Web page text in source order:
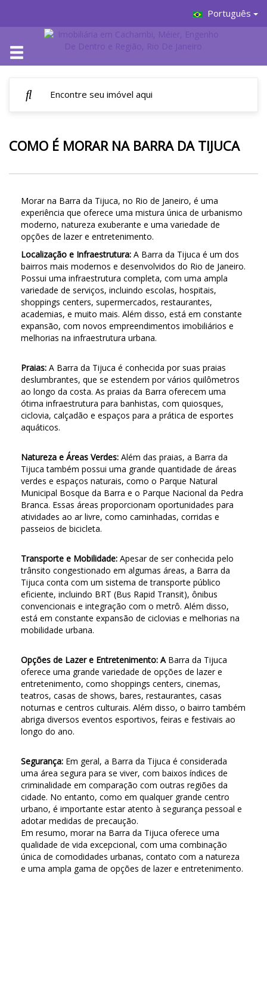
Português
COMO É MORAR NA BARRA DA TIJUCA
Morar na Barra da Tijuca, no Rio de Janeiro, é uma
experiência que oferece uma mistura única de urbanismo
moderno, natureza exuberante e uma variedade de
opções de lazer e entretenimento.
Localização e Infraestrutura: A Barra da Tijuca é um dos
bairros mais modernos e desenvolvidos do Rio de Janeiro.
Possui uma infraestrutura completa, com uma ampla
variedade de serviços, incluindo escolas, hospitais,
shoppings centers, supermercados, restaurantes,
academias, e muito mais. Além disso, está em constante
expansão, com novos empreendimentos imobiliários e
melhorias na infraestrutura urbana.
Praias: A Barra da Tijuca é conhecida por suas praias
deslumbrantes, que se estendem por vários quilômetros
ao longo da costa. As praias da Barra oferecem uma
ótima infraestrutura para banhistas, com quiosques,
ciclovia, calçadão e espaços para a prática de esportes
aquáticos.
Natureza e Áreas Verdes: Além das praias, a Barra da
Tijuca também possui uma grande quantidade de áreas
verdes e espaços naturais, como o Parque Natural
Municipal Bosque da Barra e o Parque Nacional da Pedra
Branca. Essas áreas proporcionam oportunidades para
atividades ao ar livre, como caminhadas, corridas e
passeios de bicicleta.
Transporte e Mobilidade: Apesar de ser conhecida pelo
trânsito congestionado em algumas áreas, a Barra da
Tijuca conta com um sistema de transporte público
eficiente, incluindo BRT (Bus Rapid Transit), ônibus
convencionais e integração com o metrô. Além disso,
está em constante expansão de ciclovias e melhorias na
mobilidade urbana.
Opções de Lazer e Entretenimento: A Barra da Tijuca
oferece uma grande variedade de opções de lazer e
entretenimento, como shoppings centers, cinemas,
teatros, casas de shows, bares, restaurantes, casas
noturnas e centros culturais. Além disso, o bairro também
abriga diversos eventos esportivos, feiras e festivais ao
longo do ano.
Segurança: Em geral, a Barra da Tijuca é considerada
uma área segura para se viver, com baixos índices de
criminalidade em comparação com outras regiões da
cidade. No entanto, como em qualquer grande centro
urbano, é importante estar atento à segurança pessoal e
adotar medidas de precaução.
Em resumo, morar na Barra da Tijuca oferece uma
qualidade de vida excepcional, com uma combinação
única de comodidades urbanas, contato com a natureza
e uma ampla gama de opções de lazer e entretenimento.